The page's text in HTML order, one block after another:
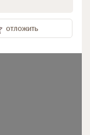
отложить